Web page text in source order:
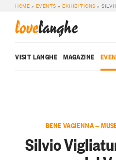
HOME » EVENTS »EXHIBITIONS »SILVIO
lovelanghe
VISIT LANGHE MAGAZINE
BENE VAGIENNA —
Silvio